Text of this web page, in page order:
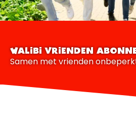
WALIBI VRIENDEN
Samen met vrienden